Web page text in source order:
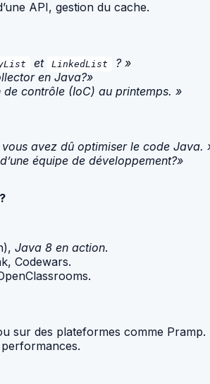
API, gestion du cache.
et LinkedList
? »
en Java?»
contrôle (IoC) au printemps. »
avez dû optimiser le code Java.
équipe de développement?»
Java 8 en action.
Codewars.
sur des plateformes comme Pramp.